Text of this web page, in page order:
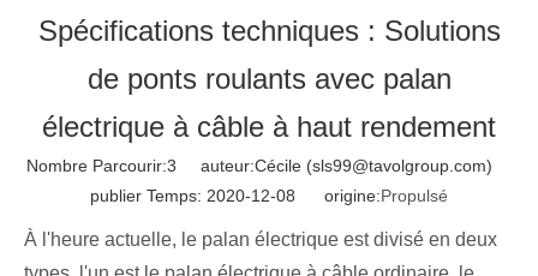
Spécifications techniques : Solutions
de ponts roulants avec palan
électrique à câble à haut rendement
Nombre Parcourir:3 auteur:Cécile (sls99@tavolgroup.com)
publier Temps: 2020-12-08 origine:Propulsé
À l'heure actuelle, le palan électrique est divisé en deux